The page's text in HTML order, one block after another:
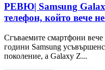
РЕВЮ| Samsung
телефон, който вече
Сгъваемите смартфони вече
години Samsung
поколение, а Galaxy Z...